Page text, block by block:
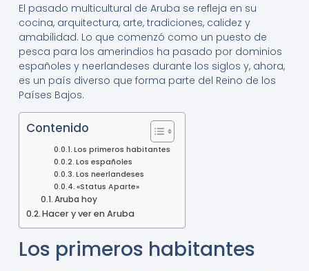
El pasado multicultural de Aruba se refleja en su
cocina, arquitectura, arte, tradiciones, calidez y
amabilidad. Lo que comenzó como un puesto de
pesca para los amerindios ha pasado por dominios
españoles y neerlandeses durante los siglos y, ahora,
es un país diverso que forma parte del Reino de los
Países Bajos.
Contenido
Los primeros habitantes
Los españoles
Los neerlandeses
«Status Aparte»
Aruba hoy
Hacer y ver en Aruba
Los primeros habitantes